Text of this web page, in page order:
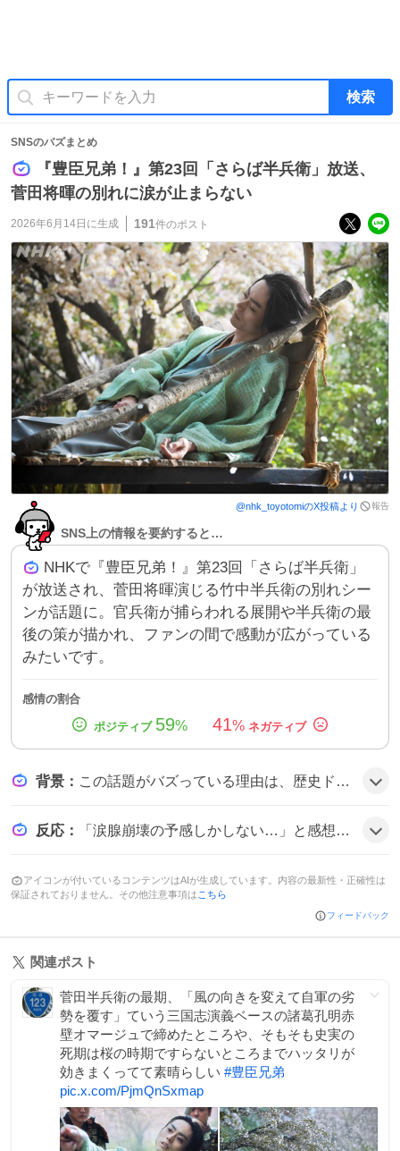
検索
SNSのバズまとめ
『豊臣兄弟！』第23回「さらば半兵衛」放送、
菅田将暉の別れに涙が止まらない
2026年6月14日 に生成 191件のポスト
@nhk_toyotomiのX投稿より 報告
SNS上の情報を要約すると…
NHKで『豊臣兄弟！』第23回「さらば半兵衛」
が放送され、菅田将暉演じる竹中半兵衛の別れシー
ンが話題に。官兵衛が捕らわれる展開や半兵衛の最
後の策が描かれ、ファンの間で感動が広がっている
みたいです。
感情の割合
59% 41%
背景 ： この話題がバズっている理由は、歴史ドラマ『豊臣兄弟！』の感動的な最終回が放送されたことと、菅田将暉が演じる竹中半兵衛の別れシーンが視聴者の心に響いたことが大きいようです。
反応 ： 「涙腺崩壊の予感しかしない…」と感想を寄せる声や、「ありがとう半兵衛。さらば半兵衛。😭」と別れを惜しむ投稿が目立ち、「菅田将暉の演技力は凄い」と称賛するツイートも多く、全体的に感動と惜別の雰囲気だ。
アイコンが付いているコンテンツはAIが生成しています。内容の最新性・正確性は
保証されておりません。その他注意事項はこちら
フィードバック
関連ポスト
菅田半兵衛の最期、「風の向きを変えて自軍の劣
勢を覆す」ていう三国志演義ベースの諸葛孔明赤
壁オマージュで締めたところや、そもそも史実の
死期は桜の時期ですらないところまでハッタリが
効きまくってて素晴らしい #豊臣兄弟
pic.x.com/PjmQnSxmap